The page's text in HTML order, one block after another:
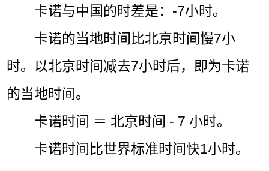
卡诺与中国的时差是：-7小时。
卡诺的当地时间比北京时间慢7小
时。以北京时间减去7小时后，即为卡诺
的当地时间。
卡诺时间 ＝ 北京时间 - 7 小时。
卡诺时间比世界标准时间快1小时。